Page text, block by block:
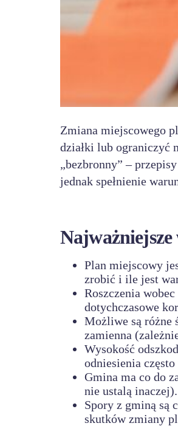
Zmiana miejscowego
działki lub ograniczyć
„bezbronny” –
jednak spełnienie
Najważniejsze
Plan miejscowy
zrobić i ile jest
Roszczenia
dotychczasowe
Możliwe są różne
zamienna
Wysokość
odniesienia
Gmina ma co do
nie ustalą inaczej).
Spory z gminą są
skutków zmiany